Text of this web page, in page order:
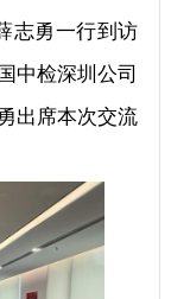
志勇一行到访
中检深圳公司
出席本次交流